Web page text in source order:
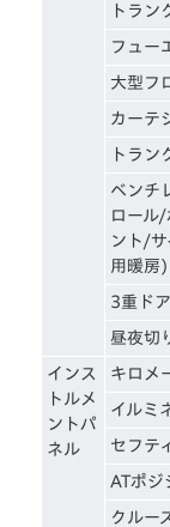
トラ
フュー
大型フ
カーテ
トラン
ベンチ
ロール
ント/
用暖房)
3重ド
昼夜切
インス
トルメ
ントパ
ネル
キロメ
イルミ
セフテ
ATポジ
クルー